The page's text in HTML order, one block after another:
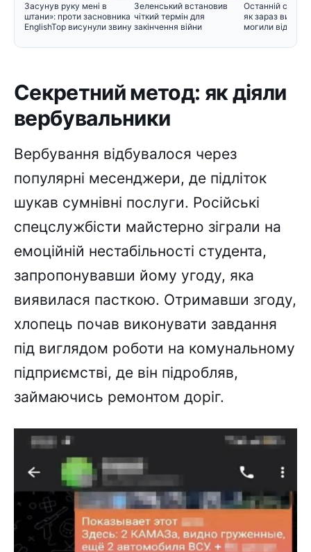
Засунув руку мені в
штани»: проти засновника
EnglishTop висунули звину
Зеленський встановив
чіткий термін для
закінчення війни
Останній
як зараз
могили відомих
Секретний метод: як діяли
вербувальники
Вербування відбувалося через
популярні месенджери, де підліток
шукав сумнівні послуги. Російські
спецслужбісти майстерно зіграли на
емоційній нестабільності студента,
запропонувавши йому угоду, яка
виявилася пасткою. Отримавши згоду,
хлопець почав виконувати завдання
під виглядом роботи на комунальному
підприємстві, де він підробляв,
займаючись ремонтом доріг.